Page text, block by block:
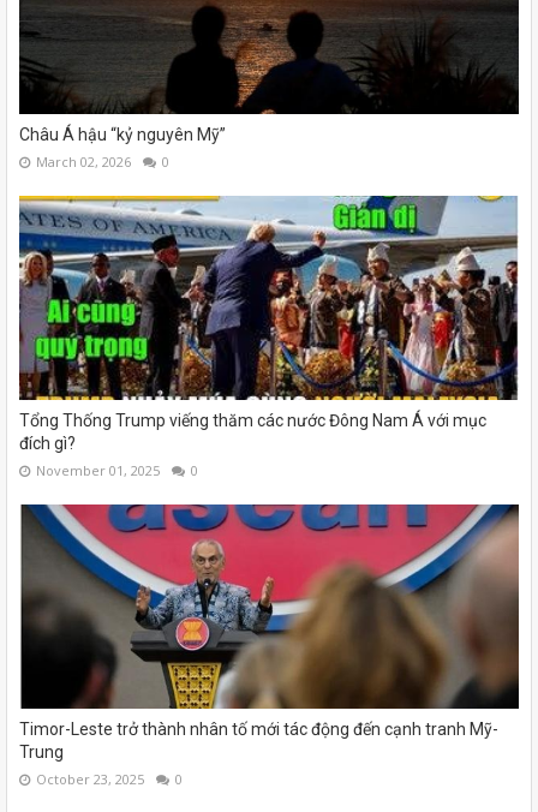
Châu Á hậu “kỷ nguyên Mỹ”
March 02, 2026 0
Tổng Thống Trump viếng thăm các nước Đông Nam Á với mục
đích gì?
November 01, 2025 0
Timor-Leste trở thành nhân tố mới tác động đến cạnh tranh Mỹ-
Trung
October 23, 2025 0